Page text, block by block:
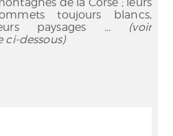
toujours blancs,
paysages ... (voir
dessous)